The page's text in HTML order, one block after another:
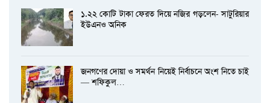
১.২২ কোটি টাকা ফেরত দিয়ে নজির গড়লেন- সাটুরিয়ার
ইউএনও অনিক
জনগণের দোয়া ও সমর্থন নিয়েই নির্বাচনে অংশ নিতে চাই
— শফিকুল…